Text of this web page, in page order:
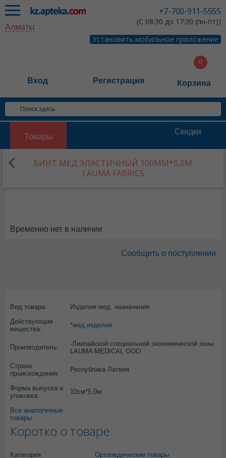
+7-700-911-5555
(С 08:30 до 17:30 (пн-пт))
Установить мобильное приложение
Алматы
Вход Регистрация Корзина
Товары
Скидки
БИНТ МЕД ЭЛАСТИЧНЫЙ 100ММ*5,0М
LAUMA FABRICS
Временно нет в наличии
Сообщить о поступлении
Вид товара:
Изделия мед. назначения
Действующие
вещества:
*мед.изделия
Производитель:
-Лиепайской специальной экономической зоны
LAUMA MEDICAL OOO
Страна
происхождения:
Республика Латвия
Форма выпуска и
упаковка:
10см*5,0м
Все аналогичные
товары
Коротко о товаре
Категория
Ортопедические товары